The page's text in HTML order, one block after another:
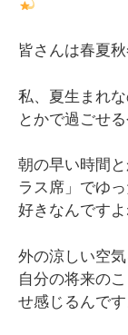
皆さんは春夏
私、夏生まれ
とかで過ごせ
朝の早い時間
ラス席」でゆ
好きなんです
外の涼しい空
自分の将来の
せ感じるんです